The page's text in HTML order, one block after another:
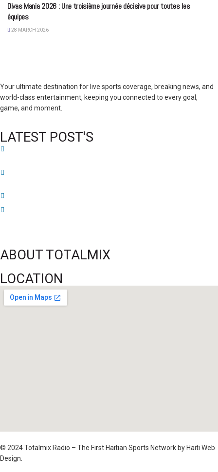
Divas Mania 2026 : Une troisième journée décisive pour toutes les
équipes
28 MARCH 2026
Your ultimate destination for live sports coverage, breaking news, and
world-class entertainment, keeping you connected to every goal,
game, and moment.
LATEST POST'S
ABOUT TOTALMIX
LOCATION
© 2024 Totalmix Radio – The First Haitian Sports Network by Haiti Web
Design.